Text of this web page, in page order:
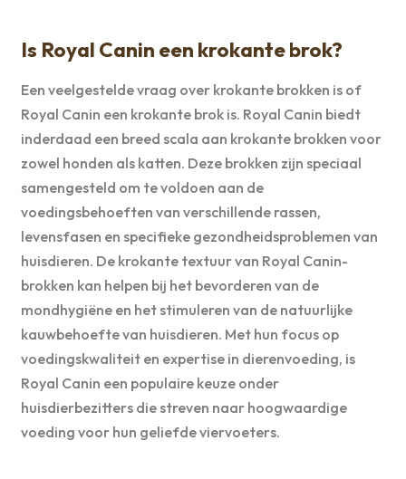
Is Royal Canin een krokante brok?
Een veelgestelde vraag over krokante brokken is of
Royal Canin een krokante brok is. Royal Canin biedt
inderdaad een breed scala aan krokante brokken voor
zowel honden als katten. Deze brokken zijn speciaal
samengesteld om te voldoen aan de
voedingsbehoeften van verschillende rassen,
levensfasen en specifieke gezondheidsproblemen van
huisdieren. De krokante textuur van Royal Canin-
brokken kan helpen bij het bevorderen van de
mondhygiëne en het stimuleren van de natuurlijke
kauwbehoefte van huisdieren. Met hun focus op
voedingskwaliteit en expertise in dierenvoeding, is
Royal Canin een populaire keuze onder
huisdierbezitters die streven naar hoogwaardige
voeding voor hun geliefde viervoeters.